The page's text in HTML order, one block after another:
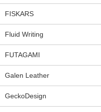
FISKARS
Fluid Writing
FUTAGAMI
Galen Leather
GeckoDesign